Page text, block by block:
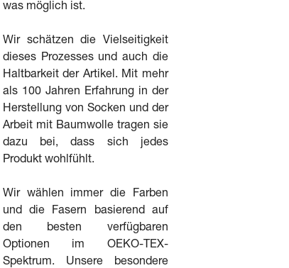
was möglich ist.
Wir schätzen die Vielseitigkeit
dieses Prozesses und auch die
Haltbarkeit der Artikel. Mit mehr
als 100 Jahren Erfahrung in der
Herstellung von Socken und der
Arbeit mit Baumwolle tragen sie
dazu bei, dass sich jedes
Produkt wohlfühlt.
Wir wählen immer die Farben
und die Fasern basierend auf
den besten verfügbaren
Optionen im OEKO-TEX-
Spektrum. Unsere besondere